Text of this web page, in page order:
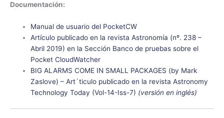
Documentación:
Manual de usuario del PocketCW
Artículo publicado en la revista Astronomía (nº. 238 –
Abril 2019) en la Sección Banco de pruebas sobre el
Pocket CloudWatcher
BIG ALARMS COME IN SMALL PACKAGES (by Mark
Zaslove) – Art´ticulo publicado en la revista Astronomy
Technology Today (Vol-14-Iss-7) (versión en inglés)